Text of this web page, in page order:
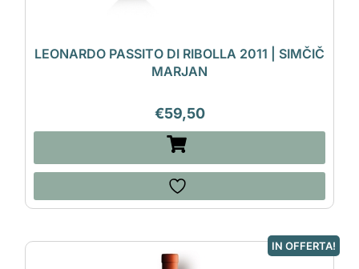
LEONARDO PASSITO DI RIBOLLA 2011 | SIMČIČ
MARJAN
€59,50
IN OFFERTA!